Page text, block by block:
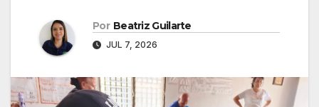
Por Beatriz Guilarte
JUL 7, 2026